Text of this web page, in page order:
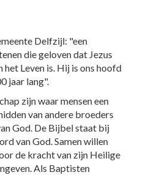
Delfzijl: "een
die geloven dat Jezus
het Leven is. Hij is ons hoofd
jaar lang".
zijn waar mensen een
van andere broeders
God. De Bijbel staat bij
van God. Samen willen
de kracht van zijn Heilige
Als Baptisten